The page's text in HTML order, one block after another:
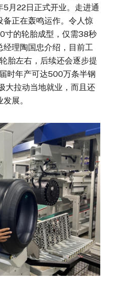
月22日正式开业。走进通
备正在轰鸣运作。令人惊
寸的轮胎成型，仅需38秒
经理陶国忠介绍，目前工
胎左右，后续还会逐步提
时年产可达500万条半钢
大拉动当地就业，而且还
展。